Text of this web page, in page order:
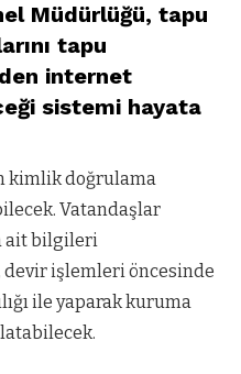
Müdürlüğü, tapu
tapu
internet
sistemi hayata
kimlik doğrulama
Vatandaşlar
ait bilgileri
devir işlemleri öncesinde
ile yaparak kuruma